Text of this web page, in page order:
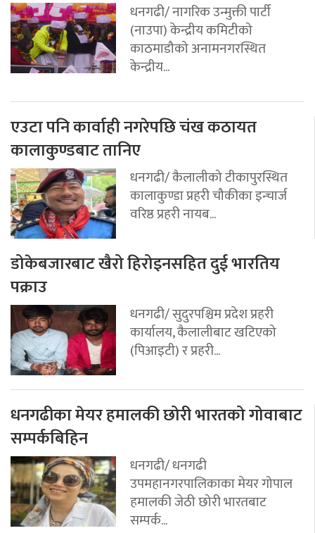
धनगढी/ नागरिक उन्मुक्ती पार्टी
(नाउपा) केन्द्रीय कमिटीको
काठमाडौको अनामनगरस्थित
केन्द्रीय...
एउटा पनि कार्वाही नगरेपछि चंख कठायत
कालाकुण्डबाट तानिए
धनगढी/ कैलालीको टीकापुरस्थित
कालाकुण्डा प्रहरी चौकीका इन्चार्ज
वरिष्ठ प्रहरी नायब...
डोकेबजारबाट खैरो हिरोइनसहित दुई भारतिय
पक्राउ
धनगढी/ सुदुरपश्चिम प्रदेश प्रहरी
कार्यालय, कैलालीबाट खटिएको
(पिआइटी) र प्रहरी...
धनगढीका मेयर हमालकी छोरी भारतको गोवाबाट
सम्पर्कबिहिन
धनगढी/ धनगढी
उपमहानगरपालिकाका मेयर गोपाल
हमालकी जेठी छोरी भारतबाट
सम्पर्क...